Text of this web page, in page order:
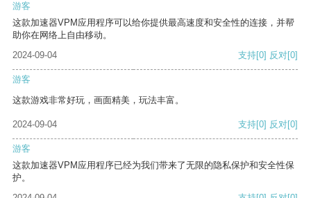
游客
这款加速器VPM应用程序可以给你提供最高速度和安全性的连接，并帮
助你在网络上自由移动。
2024-09-04
支持[0] 反对[0]
游客
这款游戏非常好玩，画面精美，玩法丰富。
2024-09-04 支持[0] 反对[0]
游客
这款加速器VPM应用程序已经为我们带来了无限的隐私保护和安全性保
护。